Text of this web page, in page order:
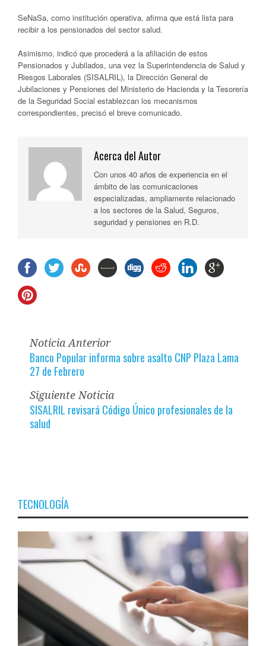
SeNaSa, como institución operativa, afirma que está lista para
recibir a los pensionados del sector salud.
Asimismo, indicó que procederá a la afiliación de estos
Pensionados y Jubilados, una vez la Superintendencia de Salud y
Riesgos Laborales (SISALRIL), la Dirección General de
Jubilaciones y Pensiones del Ministerio de Hacienda y la Tesorería
de la Seguridad Social establezcan los mecanismos
correspondientes, precisó el breve comunicado.
Acerca del Autor
Con unos 40 años de experiencia en el
ámbito de las comunicaciones
especializadas, ampliamente relacionado
a los sectores de la Salud, Seguros,
seguridad y pensiones en R.D.
Noticia Anterior
Banco Popular informa sobre asalto CNP Plaza Lama
27 de Febrero
Siguiente Noticia
SISALRIL revisará Código Único profesionales de la
salud
TECNOLOGÍA